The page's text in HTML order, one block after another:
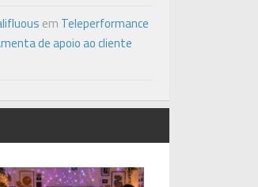
em Teleperformance
de apoio ao cliente